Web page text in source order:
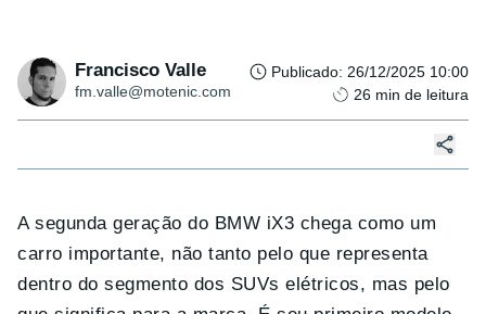
Francisco Valle
fm.valle@motenic.com
Publicado: 26/12/2025 10:00
26 min de leitura
A segunda geração do BMW iX3 chega como um
carro importante, não tanto pelo que representa
dentro do segmento dos SUVs elétricos, mas pelo